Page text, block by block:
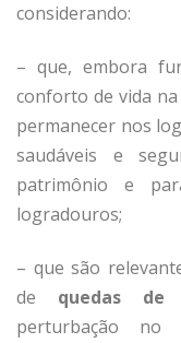
considerando:
– que, embora
conforto de vida na
permanecer nos
saudáveis e
patrimônio e
logradouros;
– que são
de quedas de
perturbação no